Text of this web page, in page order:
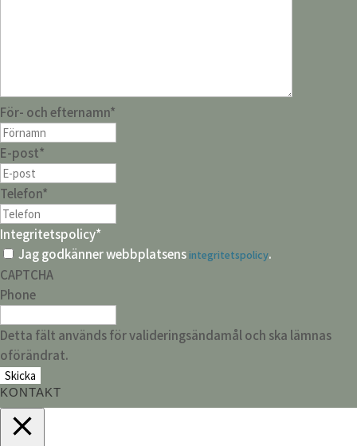
För- och efternamn*
E-post*
Telefon*
Integritetspolicy*
Jag godkänner webbplatsensintegritetspolicy.
CAPTCHA
Phone
Detta fält används för valideringsändamål och ska lämnas
oförändrat.
KONTAKT